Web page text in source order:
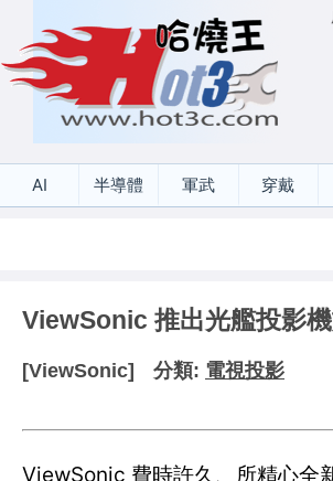
AI 半導體 軍武 穿戴
ViewSonic 推出光艦投影
[ViewSonic] 分類: 電視投影
ViewSonic 費時許久、所精心全